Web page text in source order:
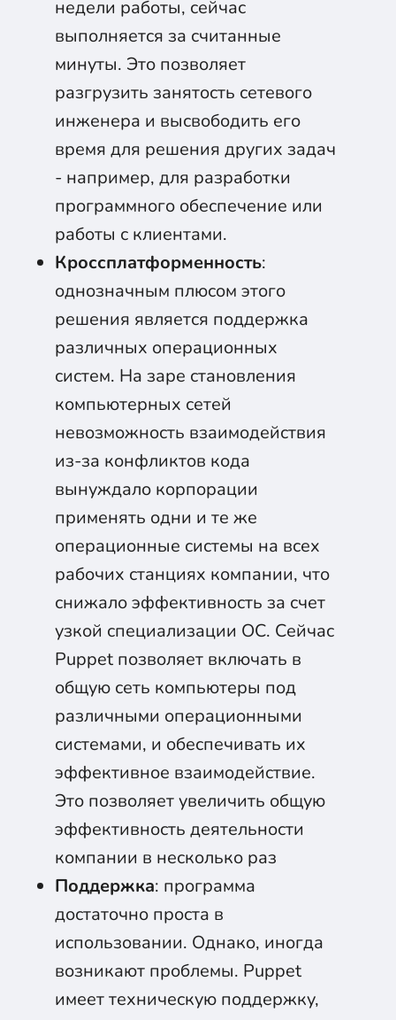
недели работы, сейчас
выполняется за считанные
минуты. Это позволяет
разгрузить занятость сетевого
инженера и высвободить его
время для решения других задач
- например, для разработки
программного обеспечение или
работы с клиентами.
Кроссплатформенность:
однозначным плюсом этого
решения является поддержка
различных операционных
систем. На заре становления
компьютерных сетей
невозможность взаимодействия
из-за конфликтов кода
вынуждало корпорации
применять одни и те же
операционные системы на всех
рабочих станциях компании, что
снижало эффективность за счет
узкой специализации ОС. Сейчас
Puppet позволяет включать в
общую сеть компьютеры под
различными операционными
системами, и обеспечивать их
эффективное взаимодействие.
Это позволяет увеличить общую
эффективность деятельности
компании в несколько раз
Поддержка: программа
достаточно проста в
использовании. Однако, иногда
возникают проблемы. Puppet
имеет техническую поддержку,